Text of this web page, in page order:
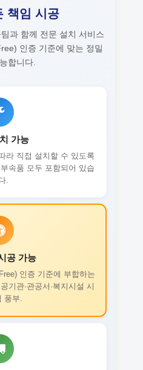
책임 시공
과 함께 전문 설치 서비스
인증 기준에 맞는 정밀
합니다.
가능
라 직접 설치할 수 있도록
속품 모두 포함되어 있습
.
공 가능
인증 기준에 부합하는
기관·관공서·복지시설 시
풍부.